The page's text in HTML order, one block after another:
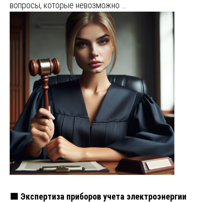
вопросы, которые невозможно …
🟩 Экспертиза приборов учета электроэнергии